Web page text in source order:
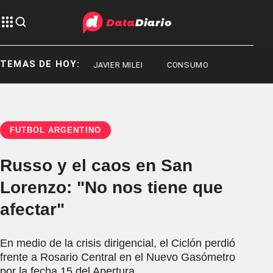
TEMAS DE HOY:
DEPORTES JAVIER MILEI CONSUMO
FÚTBOL ARGENTINO
Russo y el caos en San
Lorenzo: "No nos tiene que
afectar"
En medio de la crisis dirigencial, el Ciclón perdió
frente a Rosario Central en el Nuevo Gasómetro